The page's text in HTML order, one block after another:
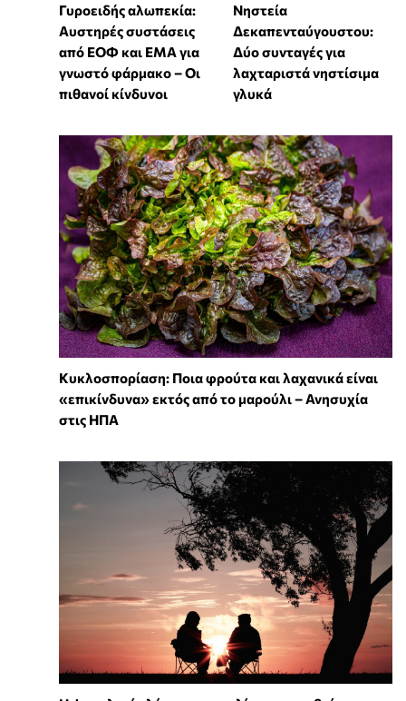
Γυροειδής αλωπεκία:
Αυστηρές συστάσεις
από ΕΟΦ και EMA για
γνωστό φάρμακο – Οι
πιθανοί κίνδυνοι
Νηστεία
Δεκαπενταύγουστου:
Δύο συνταγές για
λαχταριστά νηστίσιμα
γλυκά
Κυκλοσπορίαση: Ποια φρούτα και λαχανικά είναι
«επικίνδυνα» εκτός από το μαρούλι – Ανησυχία
στις ΗΠΑ